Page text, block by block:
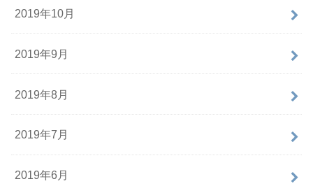
2019年10月
2019年9月
2019年8月
2019年7月
2019年6月